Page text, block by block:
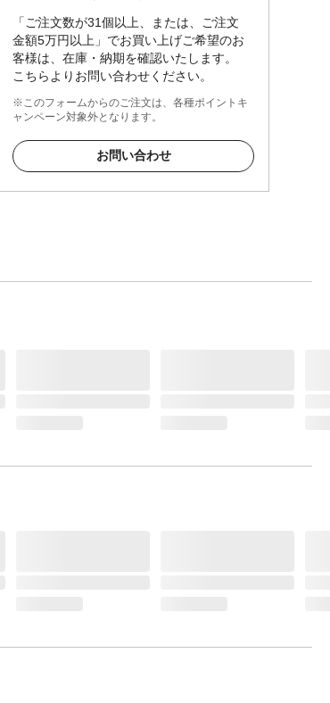
「ご注文数が31個以上、または、ご注文
金額5万円以上」でお買い上げご希望のお
客様は、在庫・納期を確認いたします。
こちらよりお問い合わせください。
※このフォームからのご注文は、各種ポイントキ
ャンペーン対象外となります。
お問い合わせ